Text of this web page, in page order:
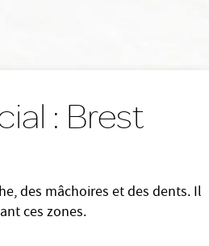
: Brest
des mâchoires et des dents. Il
ces zones.